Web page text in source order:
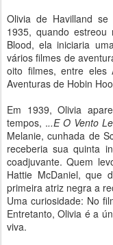
Olivia de Havilland
1935, quando
Blood, ela iniciaria
vários filmes de
oito filmes, entre
Aventuras de Hobin
Em 1939, Olivia
tempos, ...E O Vento
Melanie, cunhada de
receberia sua quinta
coadjuvante. Quem
Hattie McDaniel, que
primeira atriz negra a
Uma curiosidade: No
Entretanto, Olivia é a
viva.